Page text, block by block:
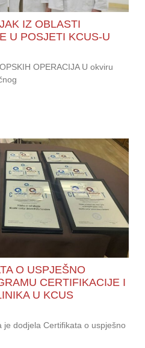
IZ OBLASTI
U POSJETI KCUS-U
OPERACIJA U okviru
O USPJEŠNO
CERTIFIKACIJE I
U KCUS
dodjela Certifikata o uspješno